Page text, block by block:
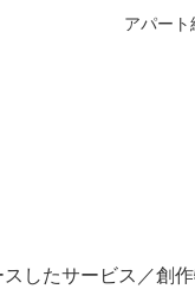
アパー
したサービス／創